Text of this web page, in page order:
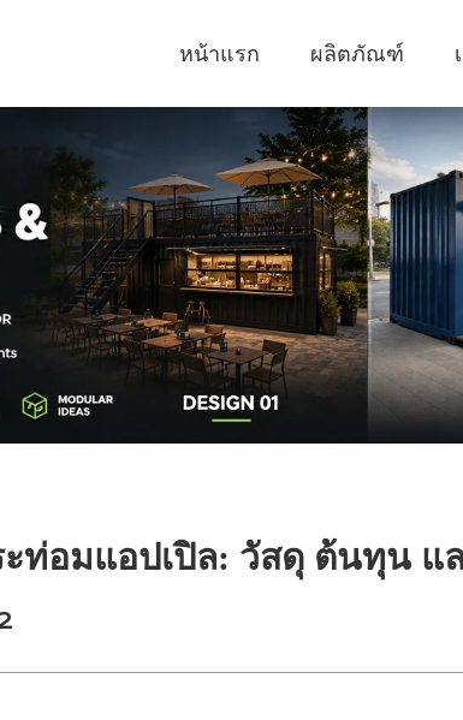
หน้าแรก ผลิตภัณฑ์
ท่อมแอปเปิล: วัสดุ ต้นทุน แ